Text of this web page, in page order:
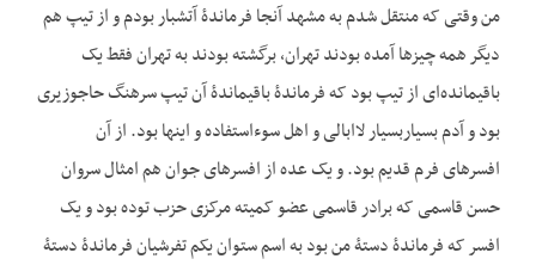
من وقتی که منتقل شدم به مشهد آنجا فرماندۀ آتشبار بودم و از تیپ هم
دیگر همه چیزها آمده بودند تهران، برگشته بودند به تهران فقط یک
باقیمانده‌ای از تیپ بود که فرماندۀ باقیماندۀ آن تیپ سرهنگ حاج‏وزیری
بود و آدم بسیاربسیار لاابالی و اهل سوءاستفاده و اینها بود. از آن
افسرهای فرم قدیم بود. و یک عده از افسرهای جوان هم امثال سروان
حسن قاسمی ‌که برادر قاسمی عضو کمیته مرکزی حزب توده بود و یک
افسر که فرماندۀ دستۀ من بود به اسم ستوان یکم تفرشیان فرماندۀ دستۀ